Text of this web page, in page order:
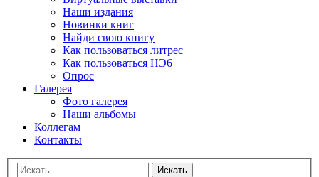
Наши издания
Новинки книг
Найди свою книгу
Как пользоваться литрес
Как пользоваться НЭ6
Опрос
Галерея
Фото галерея
Наши альбомы
Коллегам
Контакты
Искать